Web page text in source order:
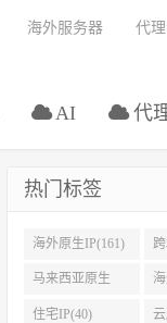
AI 代
海外服务器 代
热门标签
海外原生IP(161)
马来西亚原生
IP(45)
住宅IP(40)